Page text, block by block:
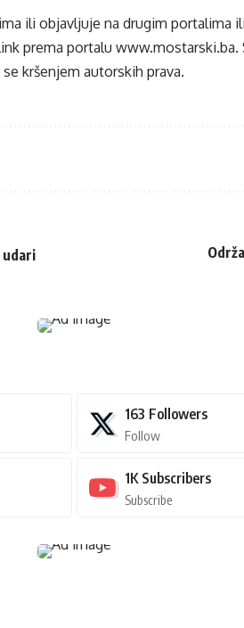
ili objavljuje na drugim portalima
prema portalu www.mostarski.ba.
kršenjem autorskih prava.
udari
163 Followers
Follow
1K Subscribers
Subscribe